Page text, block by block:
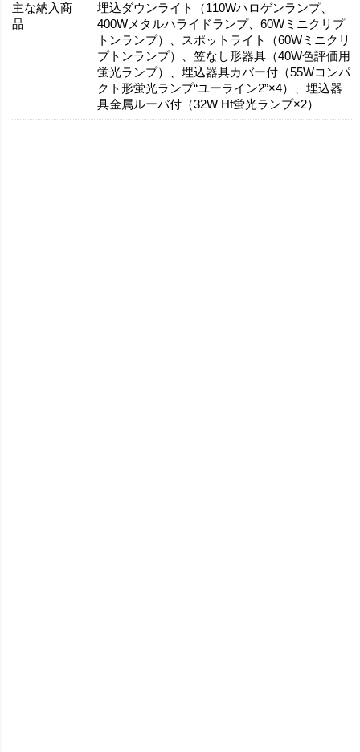
主な納入商
品
埋込ダウンライト（110Wハロゲンランプ、
400Wメタルハライドランプ、60Wミニクリプ
トンランプ）、スポットライト（60Wミニクリ
プトンランプ）、笠なし形器具（40W色評価用
蛍光ランプ）、埋込器具カバー付（55Wコンパ
クト形蛍光ランプ“ユーライン2”×4）、埋込器
具金属ルーバ付（32W Hf蛍光ランプ×2）